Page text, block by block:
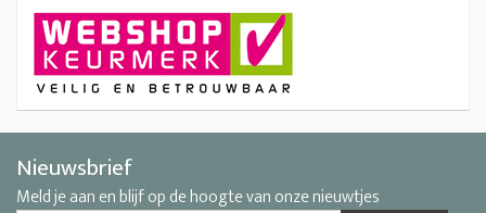
Nieuwsbrief
Meld je aan en blijf op de hoogte van onze nieuwtjes